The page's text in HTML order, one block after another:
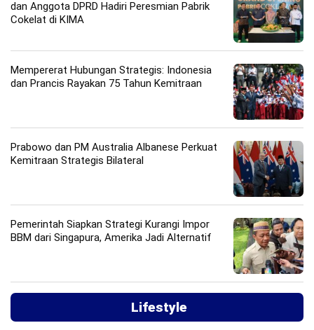
dan Anggota DPRD Hadiri Peresmian Pabrik
Cokelat di KIMA
Mempererat Hubungan Strategis: Indonesia
dan Prancis Rayakan 75 Tahun Kemitraan
Prabowo dan PM Australia Albanese Perkuat
Kemitraan Strategis Bilateral
Pemerintah Siapkan Strategi Kurangi Impor
BBM dari Singapura, Amerika Jadi Alternatif
Lifestyle